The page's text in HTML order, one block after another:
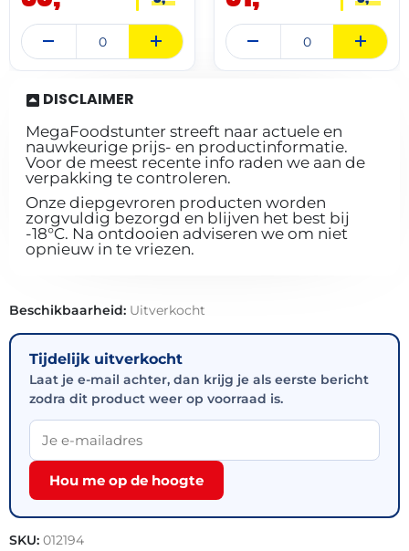
DISCLAIMER
MegaFoodstunter streeft naar actuele en
nauwkeurige prijs- en productinformatie.
Voor de meest recente info raden we aan de
verpakking te controleren.
Onze diepgevroren producten worden
zorgvuldig bezorgd en blijven het best bij
-18°C. Na ontdooien adviseren we om niet
opnieuw in te vriezen.
Beschikbaarheid: Uitverkocht
Tijdelijk uitverkocht
Laat je e-mail achter, dan krijg je als eerste bericht
zodra dit product weer op voorraad is.
Hou me op de hoogte
SKU: 012194